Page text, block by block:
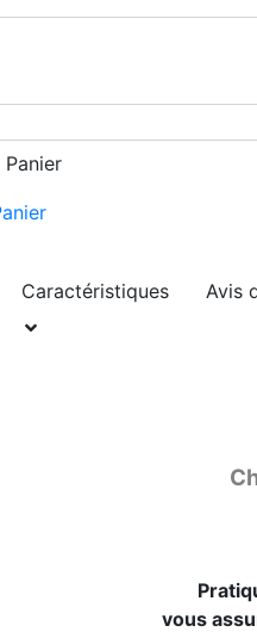
Caractéristiques
Avis
vous